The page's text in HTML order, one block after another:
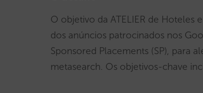
O objetivo da ATELIER de
dos anúncios patrocinados nos
Sponsored Placements (SP), para
metasearch. Os objetivos-chave